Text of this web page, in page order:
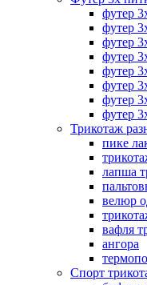
футер
футер
футер
футер
футер
футер
футер
футер
Трикотаж
пике
лапша
велюр
вафля
ангора
Спорт